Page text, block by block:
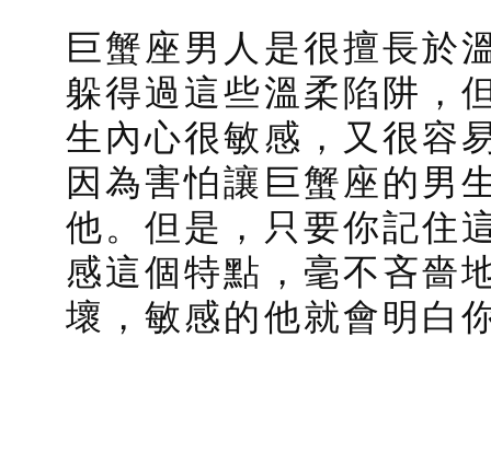
巨蟹座男人是很擅長於
躲得過這些溫柔陷阱，
生內心很敏感，又很容
因為害怕讓巨蟹座的男
他。但是，只要你記住
感這個特點，毫不吝嗇
壞，敏感的他就會明白